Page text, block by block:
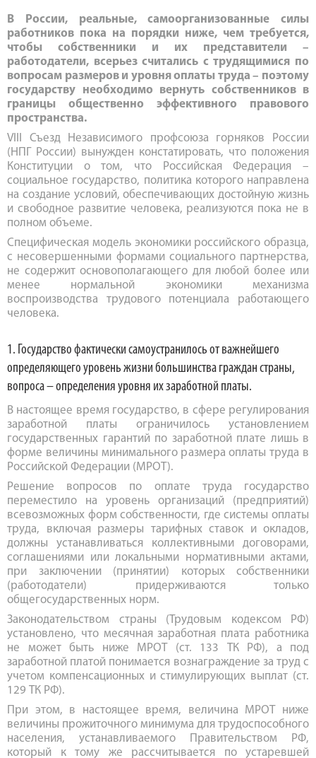
В России, реальные, самоорганизованные силы
работников пока на порядки ниже, чем требуется,
чтобы собственники и их представители –
работодатели, всерьез считались с трудящимися по
вопросам размеров и уровня оплаты труда – поэтому
государству необходимо вернуть собственников в
границы общественно эффективного правового
пространства.
VIII Съезд Независимого профсоюза горняков России
(НПГ России) вынужден констатировать, что положения
Конституции о том, что Российская Федерация –
социальное государство, политика которого направлена
на создание условий, обеспечивающих достойную жизнь
и свободное развитие человека, реализуются пока не в
полном объеме.
Специфическая модель экономики российского образца,
с несовершенными формами социального партнерства,
не содержит основополагающего для любой более или
менее нормальной экономики механизма
воспроизводства трудового потенциала работающего
человека.
1. Государство фактически самоустранилось от важнейшего
определяющего уровень жизни большинства граждан страны,
вопроса – определения уровня их заработной платы.
В настоящее время государство, в сфере регулирования
заработной платы ограничилось установлением
государственных гарантий по заработной плате лишь в
форме величины минимального размера оплаты труда в
Российской Федерации (МРОТ).
Решение вопросов по оплате труда государство
переместило на уровень организаций (предприятий)
всевозможных форм собственности, где системы оплаты
труда, включая размеры тарифных ставок и окладов,
должны устанавливаться коллективными договорами,
соглашениями или локальными нормативными актами,
при заключении (принятии) которых собственники
(работодатели) придерживаются только
общегосударственных норм.
Законодательством страны (Трудовым кодексом РФ)
установлено, что месячная заработная плата работника
не может быть ниже МРОТ (ст. 133 ТК РФ), а под
заработной платой понимается вознаграждение за труд с
учетом компенсационных и стимулирующих выплат (ст.
129 ТК РФ).
При этом, в настоящее время, величина МРОТ ниже
величины прожиточного минимума для трудоспособного
населения, устанавливаемого Правительством РФ,
который к тому же рассчитывается по устаревшей